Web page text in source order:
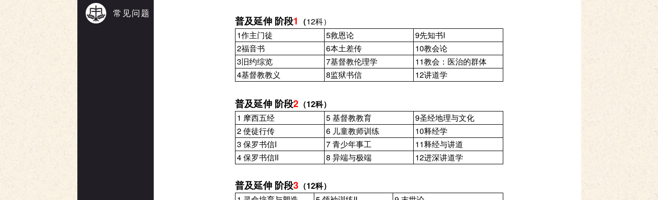
常见问题
普及延伸 阶段1 （12科）
1作主门徒 5救恩论 9先知书I
2福音书 6本土差传 10教会论
3旧约综览 7基督教伦理学 11教会：医治的群体
4基督教教义 8监狱书信 12讲道学
普及延伸 阶段2 （12科）
1 摩西五经 5基督教教育 9圣经地理与文化
2使徒行传 6 儿童教师训练 10释经学
3保罗书信I 7青少年事工 11释经与讲道
4保罗书信II 8异端与极端 12进深讲道学
普及延伸 阶段3 （12科）